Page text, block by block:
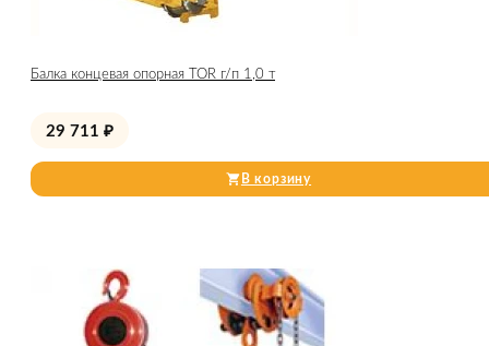
Балка концевая опорная TOR г/п 1,0 т
29 711 ₽
В корзину